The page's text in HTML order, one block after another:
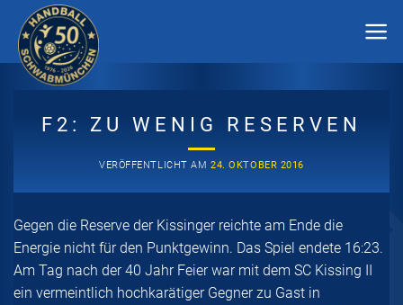
Inhalt
springen
F2: ZU WENIG RESERVEN
VERÖFFENTLICHT AM24. OKTOBER 2016
Gegen die Reserve der Kissinger reichte am Ende die
Energie nicht für den Punktgewinn. Das Spiel endete 16:23.
Am Tag nach der 40 Jahr Feier war mit dem SC Kissing II
ein vermeintlich hochkarätiger Gegner zu Gast in